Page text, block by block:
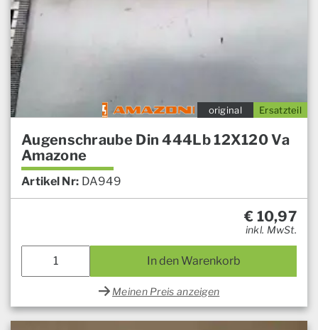
Ersatzteil
original
Augenschraube Din 444Lb 12X120 Va
Amazone
Artikel Nr: DA949
€ 10,97
inkl. MwSt.
In den Warenkorb
Meinen Preis anzeigen